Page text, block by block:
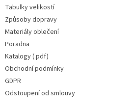
Tabulky velikostí
Způsoby dopravy
Materiály oblečení
Poradna
Katalogy (.pdf)
Obchodní podmínky
GDPR
Odstoupení od smlouvy